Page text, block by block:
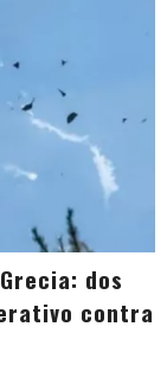
dos
contra